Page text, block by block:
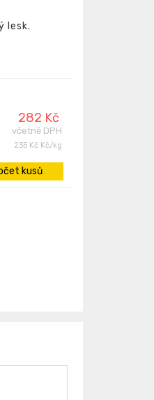
lesk.
282 Kč
včetně DPH
235 Kč Kč/kg
kusů